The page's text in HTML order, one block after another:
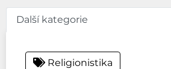
Další kategorie
Religionistika